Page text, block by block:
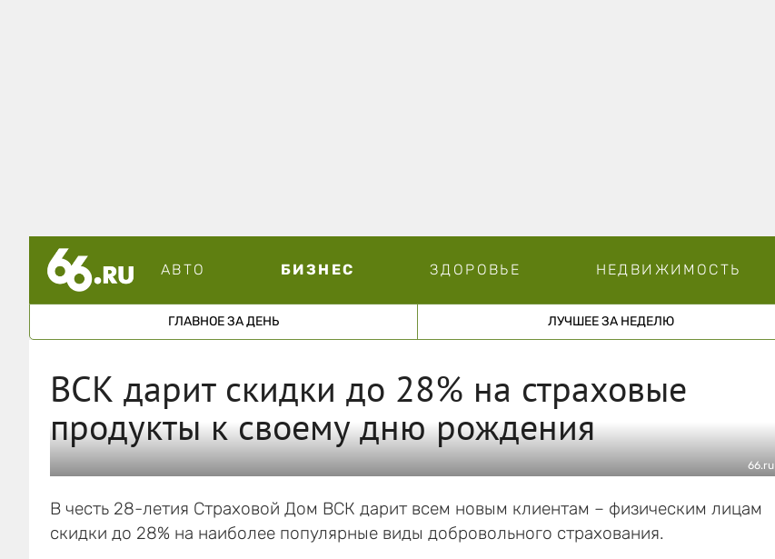
АВТО БИЗНЕС ЗДОРОВЬЕ НЕДВИЖИМОСТЬ
ГЛАВНОЕ ЗА ДЕНЬ ЛУЧШЕЕ ЗА НЕДЕЛЮ
ВСК дарит скидки до 28% на страховые
продукты к своему дню рождения
66.ru
В честь 28-летия Страховой Дом ВСК дарит всем новым клиентам – физическим лицам
скидки до 28% на наиболее популярные виды добровольного страхования.